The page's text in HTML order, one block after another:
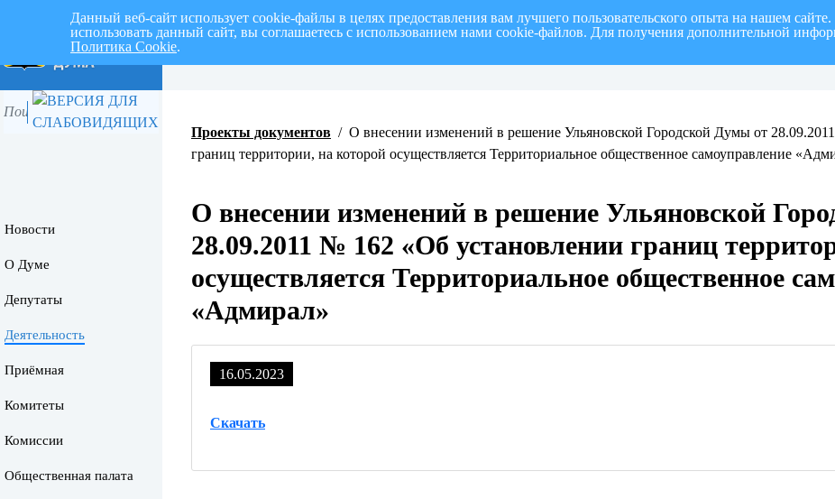
Новости
О Думе
Депутаты
Деятельность
Приёмная
Комитеты
Комиссии
Общественная палата
Проекты документов / О внесении изменений в решение Ульяновской Городской Думы от
границ территории, на которой осуществляется Территориальное общественное самоуправление
О внесении изменений в решение Ульяновской
28.09.2011 № 162 «Об установлении границ
осуществляется Территориальное общественное
«Адмирал»
16.05.2023
Скачать
Данный веб-сайт использует cookie-файлы в целях предоставления вам лучшего пользовательского опыта на нашем
использовать данный сайт, вы соглашаетесь с использованием нами cookie-файлов. Для получения дополнительной
Политика Cookie.